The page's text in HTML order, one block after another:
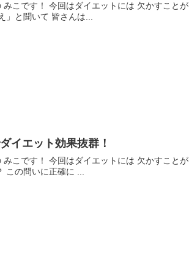
こです！ 今回はダイエットには 欠かすこと
」と聞いて 皆さんは...
イエット効果抜群！
こです！ 今回はダイエットには 欠かすこと
この問いに正確に ...